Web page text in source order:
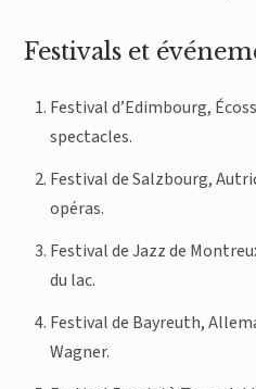
Festivals et
Festival d’Edimbourg,
spectacles.
Festival de Salzbourg,
opéras.
Festival de Jazz de
du lac.
Festival de Bayreuth,
Wagner.